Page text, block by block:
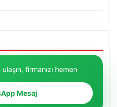
firmanızı hemen
Mesaj